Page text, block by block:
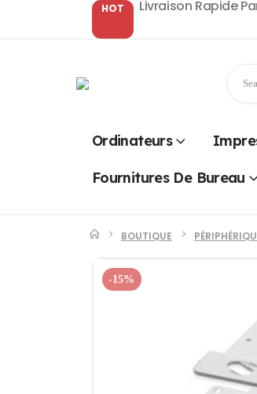
HOT Livraison Rapide
Ordinateurs
Fournitures De Bureau
BOUTIQUE
-15%